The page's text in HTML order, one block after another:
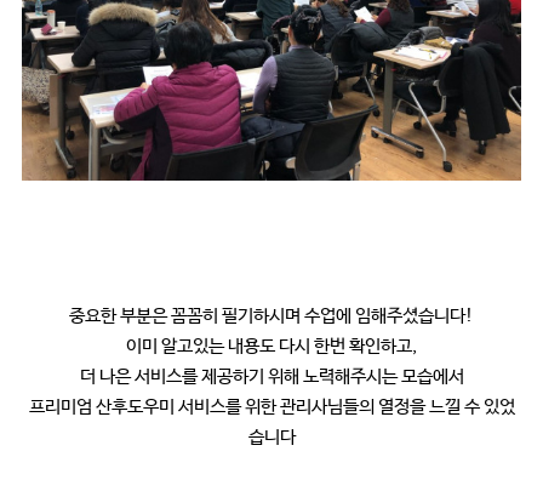
중요한 부분은 꼼꼼히 필기하시며 수업에 임해주셨습니다!
이미 알고있는 내용도 다시 한번 확인하고,
더 나은 서비스를 제공하기 위해 노력해주시는 모습에서
프리미엄 산후도우미 서비스를 위한 관리사님들의 열정을 느낄 수 있었
습니다